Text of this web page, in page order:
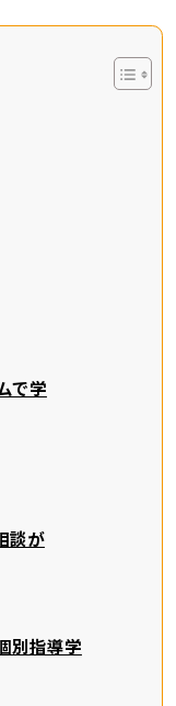
で学
談が
別指導学